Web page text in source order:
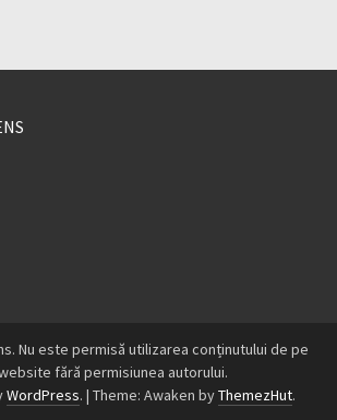
Nu este permisă utilizarea conținutului de pe
fără permisiunea autorului.
WordPress. | Theme: Awaken byThemezHut.